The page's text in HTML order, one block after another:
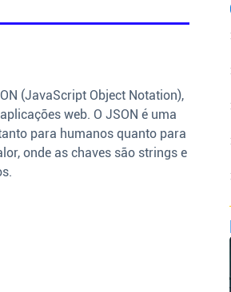
(JavaScript Object Notation),
web. O JSON é uma
para humanos quanto para
onde as chaves são strings e